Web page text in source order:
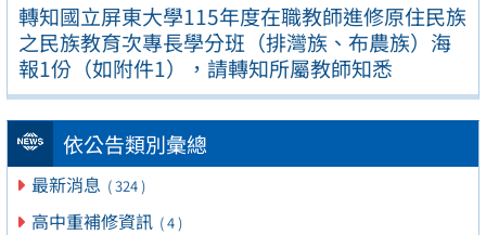
轉知國立屏東大學115年度在職教師進修原住民族
之民族教育次專長學分班（排灣族、布農族）海
報1份（如附件1），請轉知所屬教師知悉
依公告類別彙總
最新消息 ( 324 )
高中重補修資訊 ( 4 )